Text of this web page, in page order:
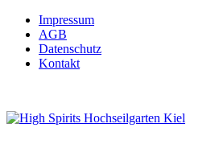
Impressum
AGB
Datenschutz
Kontakt